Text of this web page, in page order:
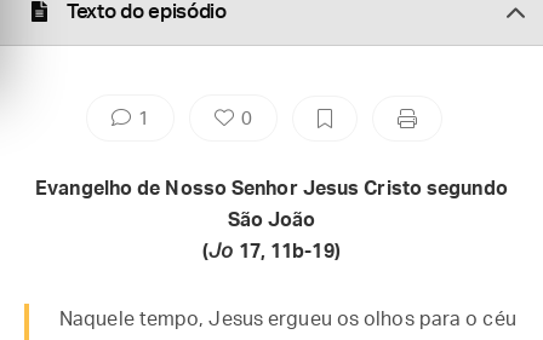
Texto do episódio
1 0
Evangelho de Nosso Senhor Jesus Cristo segundo
São João
(Jo 17, 11b-19)
Naquele tempo, Jesus ergueu os olhos para o céu